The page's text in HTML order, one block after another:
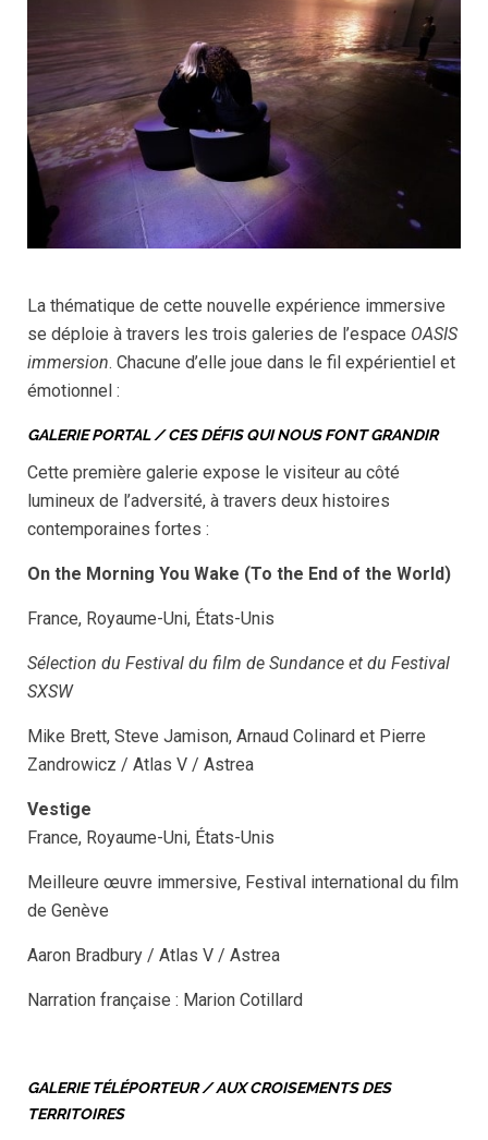
La thématique de cette nouvelle expérience immersive
se déploie à travers les trois galeries de l’espace OASIS
immersion. Chacune d’elle joue dans le fil expérientiel et
émotionnel :
GALERIE PORTAL / CES DÉFIS QUI NOUS FONT GRANDIR
Cette première galerie expose le visiteur au côté
lumineux de l’adversité, à travers deux histoires
contemporaines fortes :
On the Morning You Wake (To the End of the World)
France, Royaume-Uni, États-Unis
Sélection du Festival du film de Sundance et du Festival
SXSW
Mike Brett, Steve Jamison, Arnaud Colinard et Pierre
Zandrowicz / Atlas V / Astrea
Vestige
France, Royaume-Uni, États-Unis
Meilleure œuvre immersive, Festival international du film
de Genève
Aaron Bradbury / Atlas V / Astrea
Narration française : Marion Cotillard
GALERIE TÉLÉPORTEUR / AUX CROISEMENTS DES
TERRITOIRES